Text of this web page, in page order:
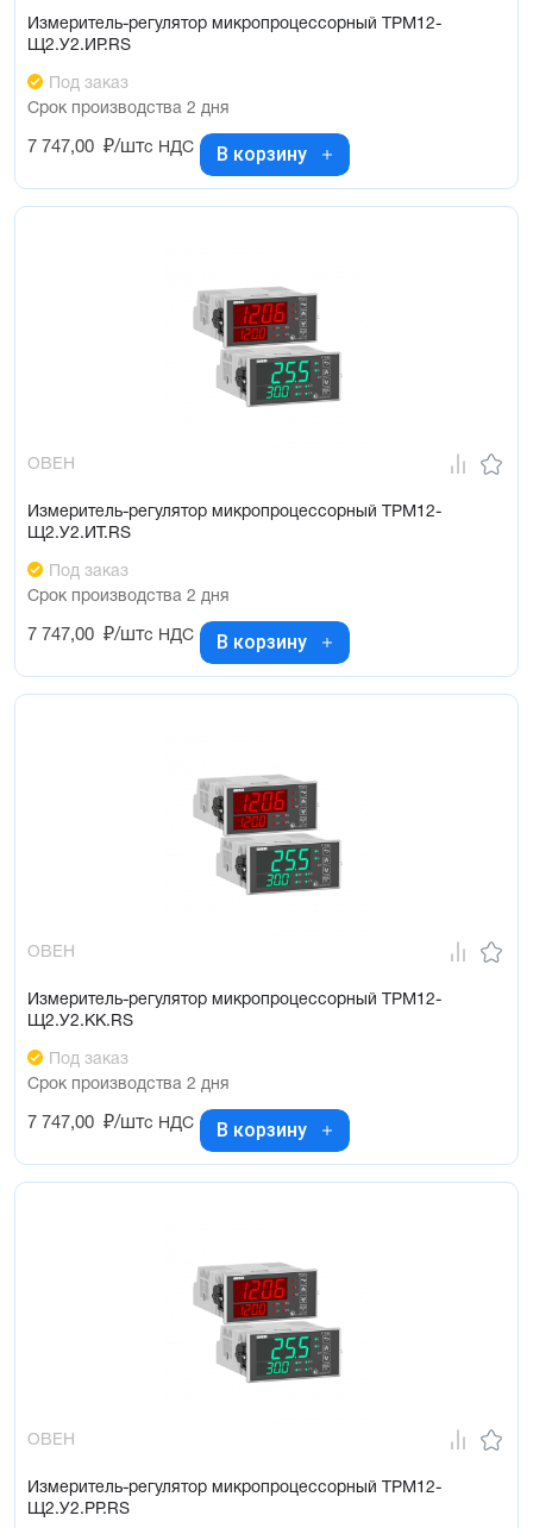
Измеритель-регулятор микропроцессорный ТРМ12-
Щ2.У2.ИР.RS
Под заказ
Срок производства 2 дня
7 747,00 ₽/штс НДС В корзину
ОВЕН
Измеритель-регулятор микропроцессорный ТРМ12-
Щ2.У2.ИТ.RS
Под заказ
Срок производства 2 дня
7 747,00 ₽/штс НДС В корзину
ОВЕН
Измеритель-регулятор микропроцессорный ТРМ12-
Щ2.У2.КК.RS
Под заказ
Срок производства 2 дня
7 747,00 ₽/штс НДС В корзину
ОВЕН
Измеритель-регулятор микропроцессорный ТРМ12-
Щ2.У2.РР.RS